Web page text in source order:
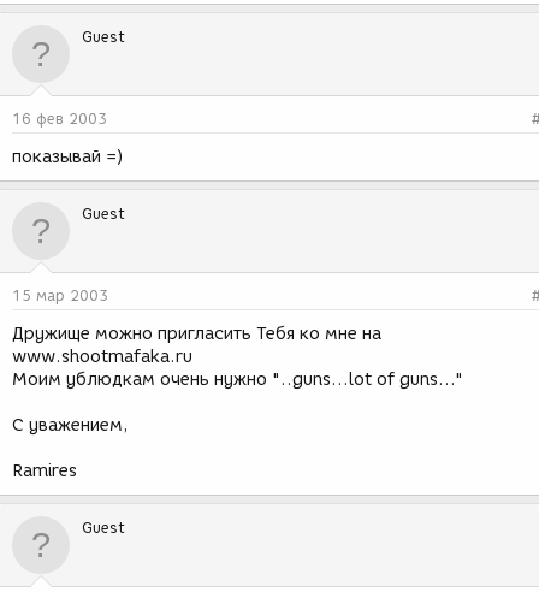
Guest
16 фев 2003
показывай =)
Guest
15 мар 2003
Дружище можно пригласить Тебя ко мне на
www.shootmafaka.ru
Моим ублюдкам очень нужно "..guns...lot of guns..."
С уважением,
Ramires
Guest